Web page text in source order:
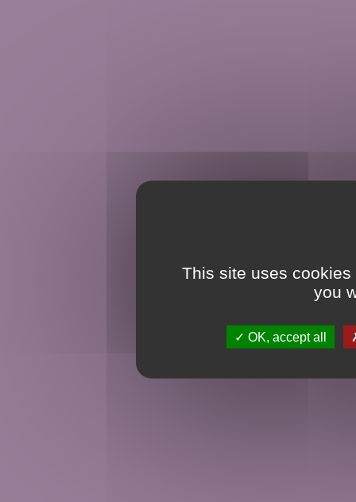
This site uses
you
OK, accept all